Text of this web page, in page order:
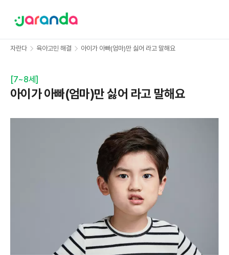
자란다 육아고민 해결 아이가 아빠(엄마)만 싫어 라고 말해요
[7~8세 ]
아이가 아빠(엄마)만 싫어 라고 말해요